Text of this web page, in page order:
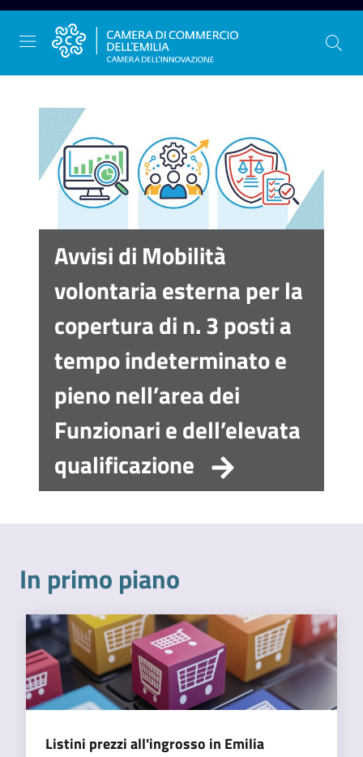
Vai al contenuto
Vai alla navigazione
Vai al footer
Camera
dell'Emilia
Gestire
l'impresa
Promuovere
l'impresa
territorio
Tutelare
Consumatore
L'impresa
in
digitale
Avvisi di Mobilità
volontaria esterna per la
copertura di n. 3 posti a
tempo indeterminato e
pieno nell’area dei
Funzionari e dell’elevata
qualificazione
In primo piano
Listini prezzi all'ingrosso in Emilia